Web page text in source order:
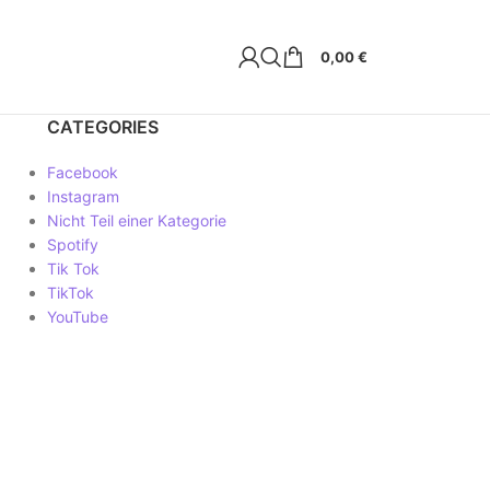
0,00€
CATEGORIES
Facebook
Instagram
Nicht Teil einer Kategorie
Spotify
Tik Tok
TikTok
YouTube